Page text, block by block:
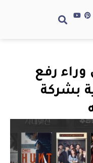
وراء رفع
بشركة